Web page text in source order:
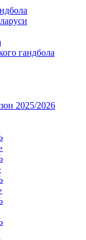
гандбола
2025/2026